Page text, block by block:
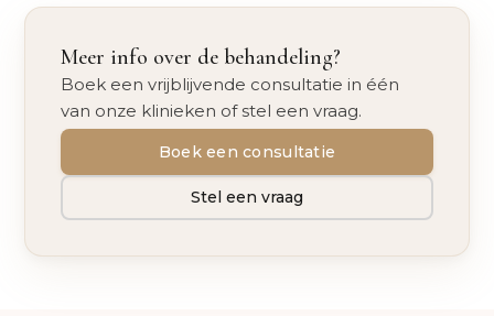
Meer info over de behandeling?
Boek een vrijblijvende consultatie in één
van onze klinieken of stel een vraag.
Boek een consultatie
Stel een vraag